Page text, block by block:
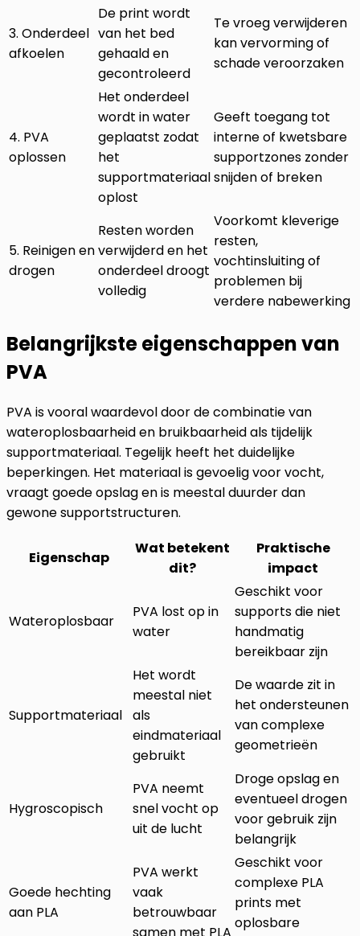
3. Onderdeel
afkoelen
De print wordt
van het bed
gehaald en
gecontroleerd
Te vroeg verwijderen
kan vervorming of
schade veroorzaken
4. PVA
oplossen
Het onderdeel
wordt in water
geplaatst zodat
het
supportmateriaal
oplost
Geeft toegang tot
interne of kwetsbare
supportzones zonder
snijden of breken
5. Reinigen en
drogen
Resten worden
verwijderd en het
onderdeel droogt
volledig
Voorkomt kleverige
resten,
vochtinsluiting of
problemen bij
verdere nabewerking
Belangrijkste eigenschappen van
PVA
PVA is vooral waardevol door de combinatie van
wateroplosbaarheid en bruikbaarheid als tijdelijk
supportmateriaal. Tegelijk heeft het duidelijke
beperkingen. Het materiaal is gevoelig voor vocht,
vraagt goede opslag en is meestal duurder dan
gewone supportstructuren.
Eigenschap
Wat betekent
dit?
Praktische
impact
Wateroplosbaar
PVA lost op in
water
Geschikt voor
supports die niet
handmatig
bereikbaar zijn
Supportmateriaal
Het wordt
meestal niet
als
eindmateriaal
gebruikt
De waarde zit in
het ondersteunen
van complexe
geometrieën
Hygroscopisch
PVA neemt
snel vocht op
uit de lucht
Droge opslag en
eventueel drogen
voor gebruik zijn
belangrijk
Goede hechting
aan PLA
PVA werkt
vaak
betrouwbaar
samen met PLA
Geschikt voor
complexe PLA
prints met
oplosbare